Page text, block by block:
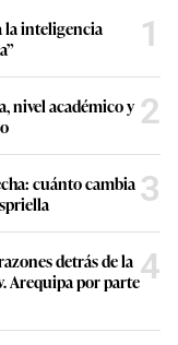
la inteligencia
1
nivel académico y 2
cuánto cambia 3
detrás de la
Arequipa por parte4